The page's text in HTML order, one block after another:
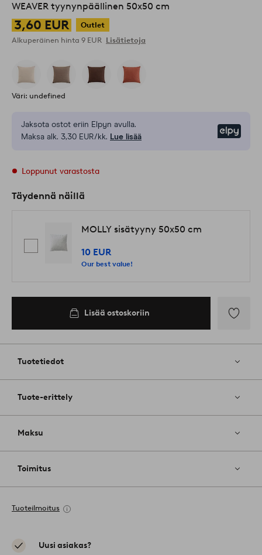
WEAVER tyynynpäällinen 50x50 cm
3,60 EUR
Outlet
Alkuperäinen hinta 9 EUR Lisätietoja
Väri: undefined
Jaksota ostot eriin Elpyn avulla.
Maksa alk. 3,30 EUR/kk. Lue lisää
Loppunut varastosta
Täydennä näillä
MOLLY sisätyyny 50x50 cm
10 EUR
Our best value!
Lisää ostoskoriin
Tuotetiedot
Tuote-erittely
Maksu
Toimitus
Tuoteilmoitus
Uusi asiakas?